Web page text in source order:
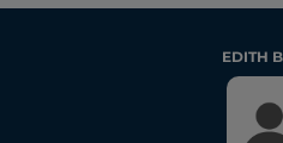
EDITH